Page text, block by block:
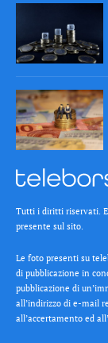
Tutti i diritti riservati.
presente sul sito.
Le foto presenti su
di pubblicazione in
pubblicazione di
all’indirizzo di e-mail
all’accertamento ed